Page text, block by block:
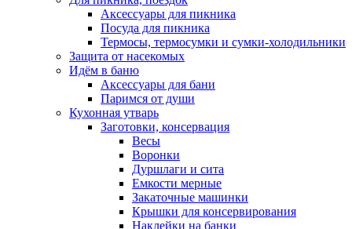
Аксессуары для пикника
Посуда для пикника
Термосы, термосумки и сумки-холодильники
Защита от насекомых
Идём в баню
Аксессуары для бани
Паримся от души
Кухонная утварь
Заготовки, консервация
Весы
Воронки
Дуршлаги и сита
Емкости мерные
Закаточные машинки
Крышки для консервирования
Наклейки на банки